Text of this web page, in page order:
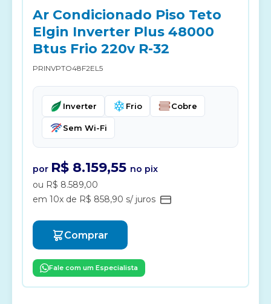
Ar Condicionado Piso Teto
Elgin Inverter Plus 48000
Btus Frio 220v R-32
PRINVPTO48F2EL5
Inverter Frio Cobre
Sem Wi-Fi
por R$ 8.159,55 no pix
ou R$ 8.589,00
em 10x de R$ 858,90 s/ juros
Comprar
Fale com um Especialista